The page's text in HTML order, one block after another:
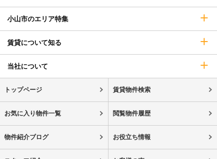
小山市のエリア特集
賃貸について知る
当社について
トップページ 賃貸物件検索
お気に入り物件一覧 閲覧物件履歴
物件紹介ブログ お役立ち情報